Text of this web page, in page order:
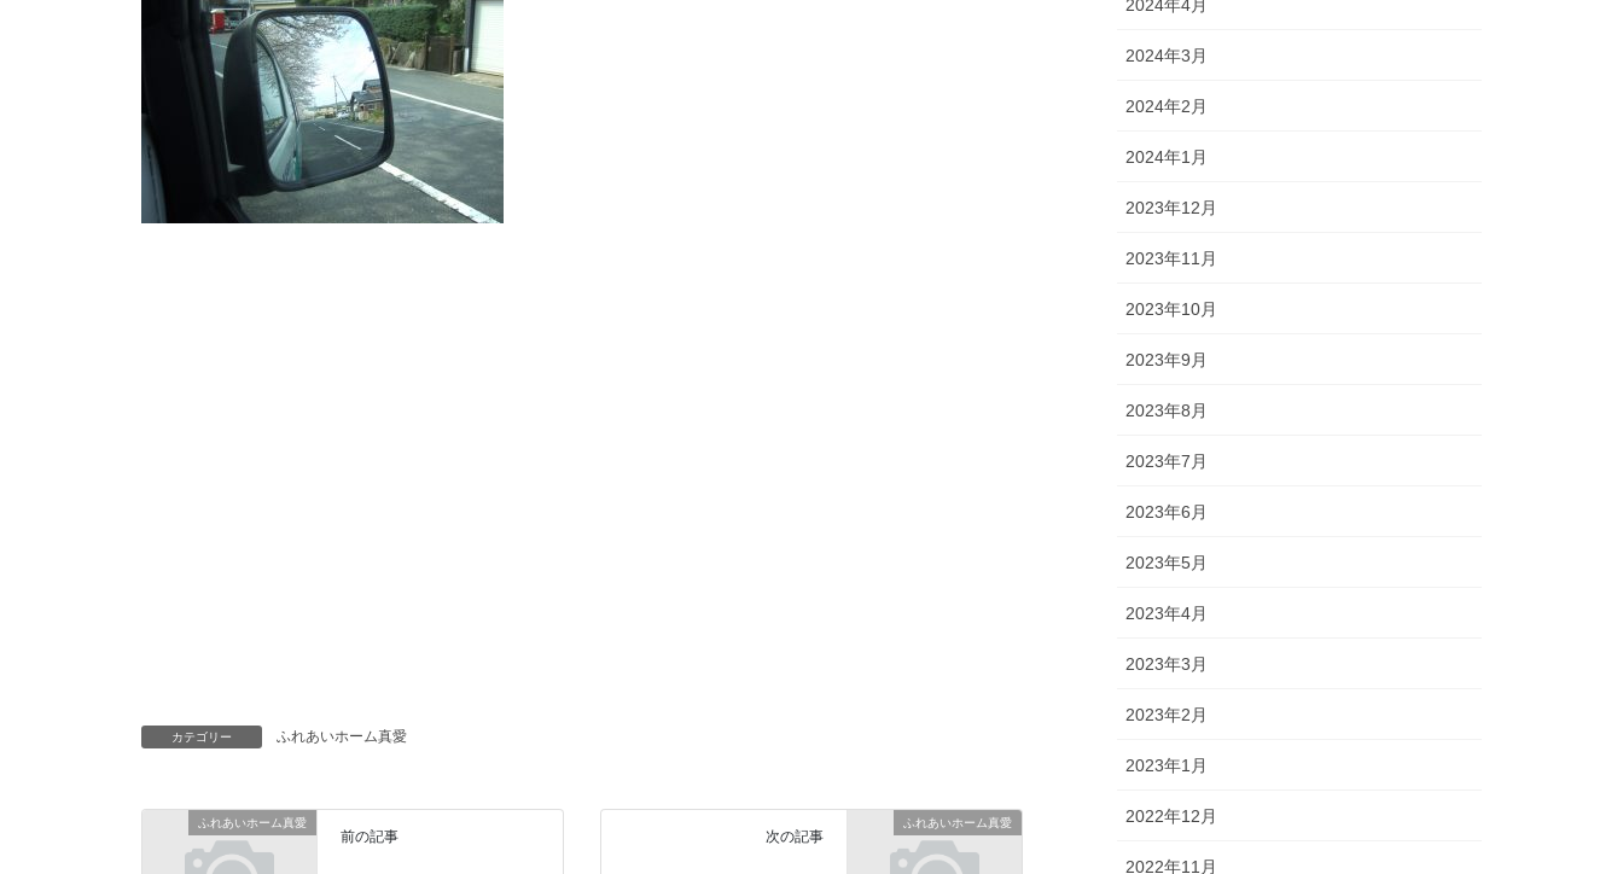
カテゴリー ふれあいホーム真愛
ふれあいホーム真愛
前の記事
ふれあいホーム真愛
次の記事
2024年4月
2024年3月
2024年2月
2024年1月
2023年12月
2023年11月
2023年10月
2023年9月
2023年8月
2023年7月
2023年6月
2023年5月
2023年4月
2023年3月
2023年2月
2023年1月
2022年12月
2022年11月